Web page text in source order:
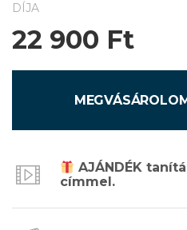
DÍJA
22 900 Ft
AJÁNDÉK
címmel.